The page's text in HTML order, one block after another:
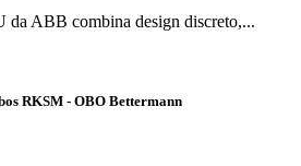
ABB combina design discreto,...
RKSM - OBO Bettermann